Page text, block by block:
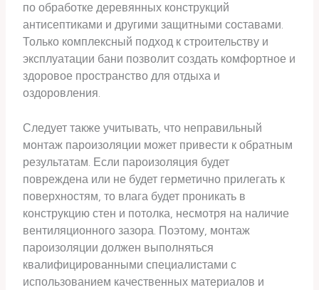
по обработке деревянных конструкций
антисептиками и другими защитными составами.
Только комплексный подход к строительству и
эксплуатации бани позволит создать комфортное и
здоровое пространство для отдыха и
оздоровления.
Следует также учитывать, что неправильный
монтаж пароизоляции может привести к обратным
результатам. Если пароизоляция будет
повреждена или не будет герметично прилегать к
поверхностям, то влага будет проникать в
конструкцию стен и потолка, несмотря на наличие
вентиляционного зазора. Поэтому, монтаж
пароизоляции должен выполняться
квалифицированными специалистами с
использованием качественных материалов и